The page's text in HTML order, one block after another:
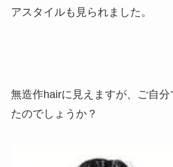
アスタイルも見られました。
無造作hairに見えますが、ご自
たのでしょうか？